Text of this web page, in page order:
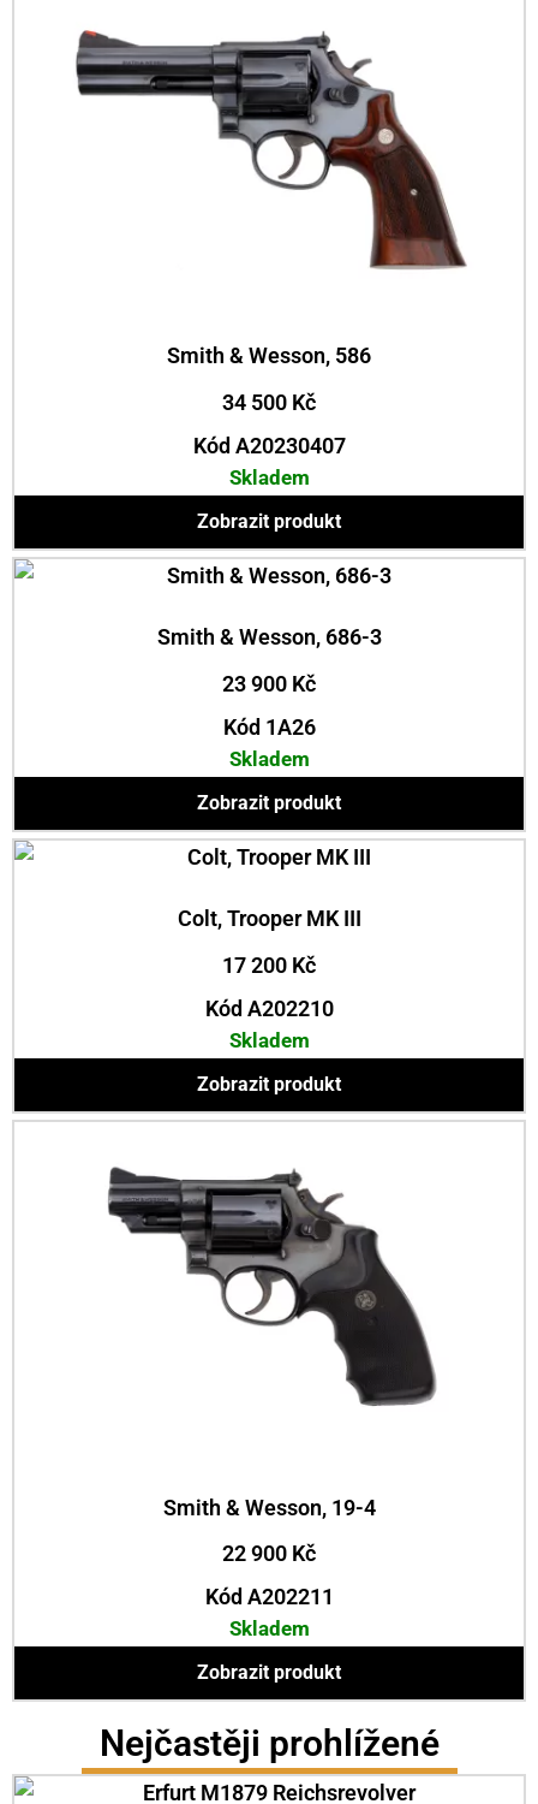
Smith & Wesson, 586
34 500 Kč
Kód A20230407
Skladem
Zobrazit produkt
Smith & Wesson, 686-3
23 900 Kč
Kód 1A26
Skladem
Zobrazit produkt
Colt, Trooper MK III
17 200 Kč
Kód A202210
Skladem
Zobrazit produkt
Smith & Wesson, 19-4
22 900 Kč
Kód A202211
Skladem
Zobrazit produkt
Nejčastěji prohlížené